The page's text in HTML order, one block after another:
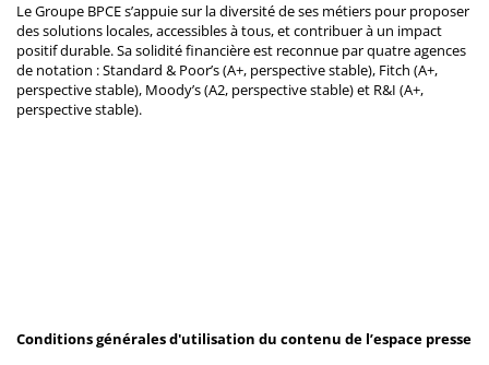
Le Groupe BPCE s’appuie sur la diversité de ses métiers pour proposer
des solutions locales, accessibles à tous, et contribuer à un impact
positif durable. Sa solidité financière est reconnue par quatre agences
de notation : Standard & Poor’s (A+, perspective stable), Fitch (A+,
perspective stable), Moody’s (A2, perspective stable) et R&I (A+,
perspective stable).
Conditions générales d'utilisation du contenu de l’espace presse